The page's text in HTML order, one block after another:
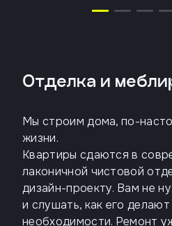
Отделка и
Мы строим дома, по-
жизни.
Квартиры сдаются в
лаконичной чистовой
дизайн-проекту. Вам не
и слушать, как его
необходимости. Ремонт